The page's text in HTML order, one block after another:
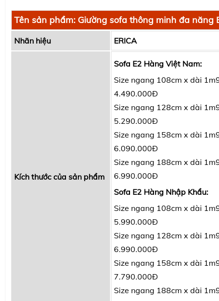
Tên sản phẩm: Giường sofa thông minh đa năng
Nhãn hiệu ERICA
Kích thước của sản phẩm
Sofa E2 Hàng Việt Nam:
Size ngang 108cm x dài
4.490.000Đ
Size ngang 128cm x dài
5.290.000Đ
Size ngang 158cm x dài
6.090.000Đ
Size ngang 188cm x dài
6.990.000Đ
Sofa E2 Hàng Nhập Khẩu:
Size ngang 108cm x dài
5.990.000Đ
Size ngang 128cm x dài
6.990.000Đ
Size ngang 158cm x dài
7.790.000Đ
Size ngang 188cm x dài